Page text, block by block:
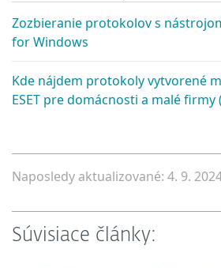
Zozbieranie protokolov s
for Windows
Kde nájdem protokoly vytvorené
ESET pre domácnosti a malé firmy
Naposledy aktualizované: 4. 9.
Súvisiace články: